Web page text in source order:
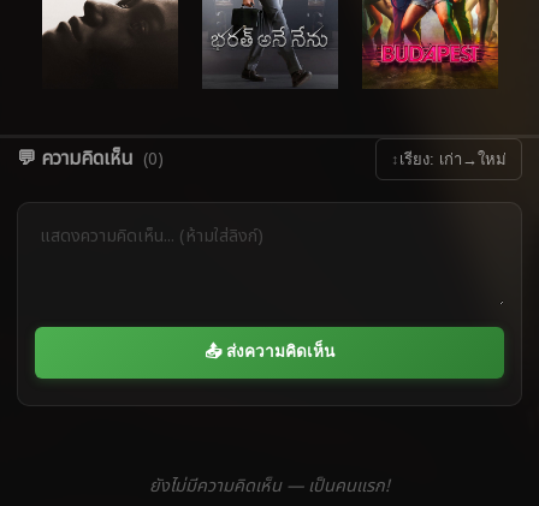
💬 ความคิดเห็น (0) ↕ เรียง: เก่า→ใหม่
📤 ส่งความคิดเห็น
ยังไม่มีความคิดเห็น — เป็นคนแรก!